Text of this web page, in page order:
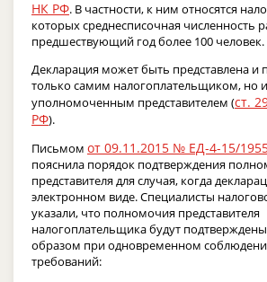
НК РФ. В частности, к ним относятся
которых среднесписочная численность
предшествующий год более 100 человек.
Декларация может быть представлена и
только самим налогоплательщиком, но
уполномоченным представителем (ст.
РФ).
Письмом от 09.11.2015 № ЕД-4-15/
пояснила порядок подтверждения
представителя для случая, когда
электронном виде. Специалисты
указали, что полномочия представителя
налогоплательщика будут
образом при одновременном
требований: